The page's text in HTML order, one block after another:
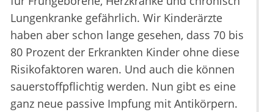
Lungenkranke gefährlich. Wir Kinderärzte
haben aber schon lange gesehen, dass 70 bis
80 Prozent der Erkrankten Kinder ohne diese
Risikofaktoren waren. Und auch die können
sauerstoffpflichtig werden. Nun gibt es eine
ganz neue passive Impfung mit Antikörpern.